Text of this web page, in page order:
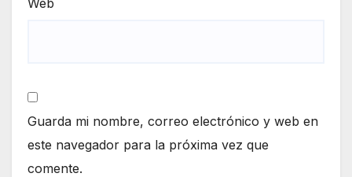
Guarda mi nombre, correo electrónico y web en
este navegador para la próxima vez que
comente.